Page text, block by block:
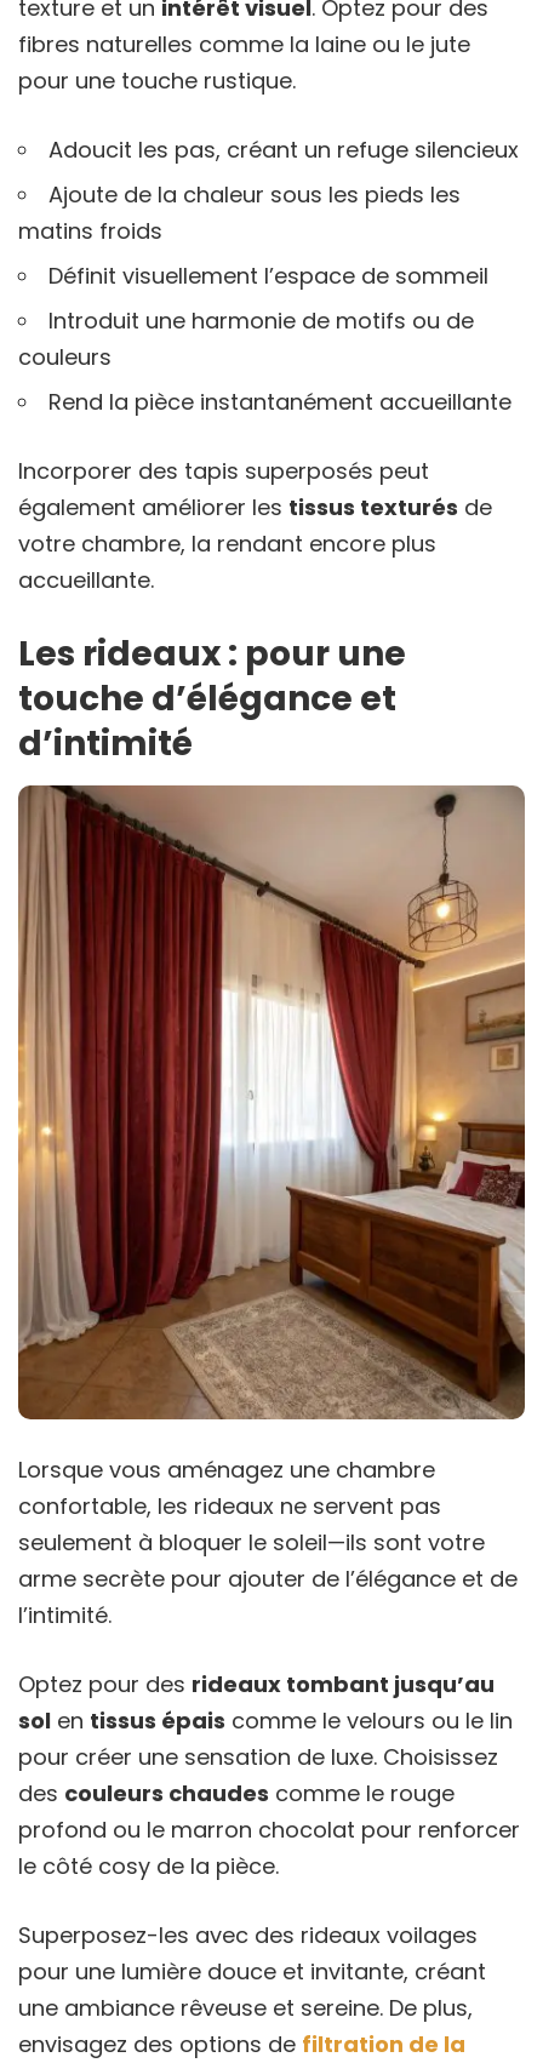
texture et un intérêt visuel . Optez pour des
fibres naturelles comme la laine ou le jute
pour une touche rustique.
Adoucit les pas, créant un refuge silencieux
Ajoute de la chaleur sous les pieds les
matins froids
Définit visuellement l’espace de sommeil
Introduit une harmonie de motifs ou de
couleurs
Rend la pièce instantanément accueillante
Incorporer des tapis superposés peut
également améliorer les tissus texturés de
votre chambre, la rendant encore plus
accueillante.
Les rideaux : pour une
touche d’élégance et
d’intimité
Lorsque vous aménagez une chambre
confortable, les rideaux ne servent pas
seulement à bloquer le soleil—ils sont votre
arme secrète pour ajouter de l’élégance et de
l’intimité.
Optez pour des rideaux tombant jusqu’au
sol en tissus épais comme le velours ou le lin
pour créer une sensation de luxe. Choisissez
des couleurs chaudes comme le rouge
profond ou le marron chocolat pour renforcer
le côté cosy de la pièce.
Superposez-les avec des rideaux voilages
pour une lumière douce et invitante, créant
une ambiance rêveuse et sereine. De plus,
envisagez des options de filtration de la